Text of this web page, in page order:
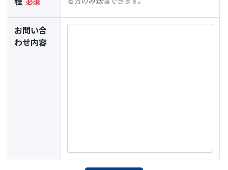
お問い合
わせ内容